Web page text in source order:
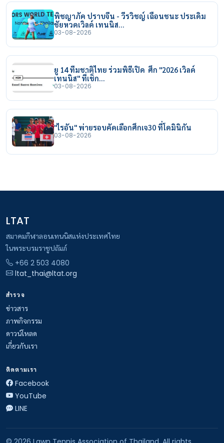
พิชญาภัค ปราบจีน - วีรวิชญ์ เฉือนชนะ ประเดิม
ชัยหวดเวิลด์ เทนนิส…
03-08-2026
ยู 14 ทีมชาติไทย ร่วมพิธีเปิด ศึก "2026 เวิลด์
เทนนิส" ที่เช็ก…
03-08-2026
"ไรอัน" พ่ายรอบคัดเลือกศึกเจ30 ที่โดมินิกัน
03-08-2026
LTAT
สมาคมกีฬาลอนเทนนิสแห่งประเทศไทย
ในพระบรมราชูปถัมภ์
+66 2 503 4080
ltat_thai@ltat.org
สำรวจ
ข่าวสาร
ภาพกิจกรรม
ดาวน์โหลด
เกี่ยวกับเรา
ติดตามเรา
Facebook
YouTube
LINE